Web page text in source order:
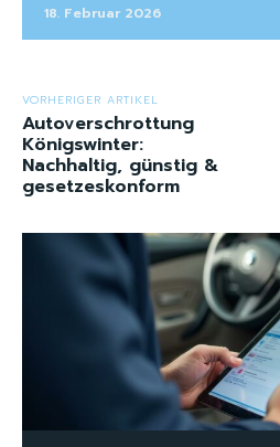
18. Februar 2026
VORHERIGER ARTIKEL
Autoverschrottung
Königswinter:
Nachhaltig, günstig &
gesetzeskonform